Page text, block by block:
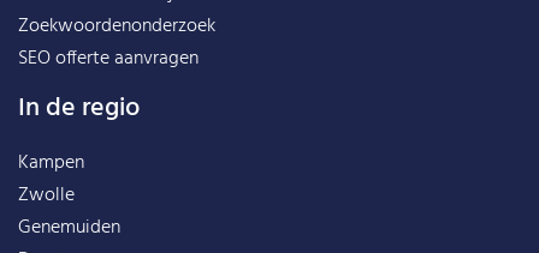
Zoekwoordenonderzoek
SEO offerte aanvragen
In de regio
Kampen
Zwolle
Genemuiden